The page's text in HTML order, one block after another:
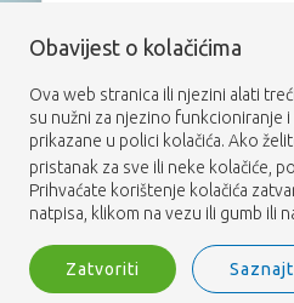
Obavijest o kolačićima
Ova web stranica ili njezini alati
su nužni za njezino funkcioniranje
prikazane u polici kolačića. Ako
pristanak za sve ili neke kolačiće,
Prihvaćate korištenje kolačića
natpisa, klikom na vezu ili gumb ili
Zatvoriti